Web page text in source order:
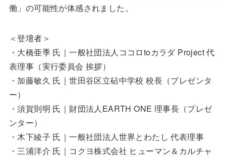
働」の可能性が体感されました。
＜登壇者＞
・大橋亜季 氏｜一般社団法人ココロtoカラダ Project 代
表理事（実行委員会 挨拶）
・加藤敏久 氏｜世田谷区立砧中学校 校長（プレゼンタ
ー）
・須賀則明 氏｜財団法人EARTH ONE 理事長（プレゼ
ンター）
・木下綾子 氏｜一般社団法人世界とわたし 代表理事
・三浦洋介 氏｜コクヨ株式会社 ヒューマン＆カルチャ